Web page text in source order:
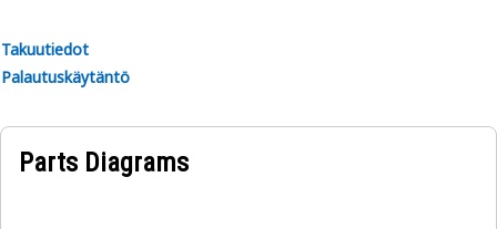
Takuutiedot
Palautuskäytäntö
Parts Diagrams